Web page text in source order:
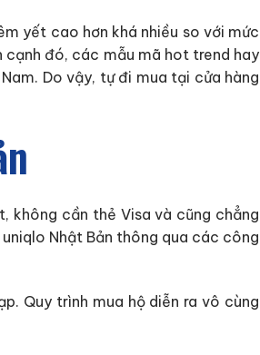
yết cao hơn khá nhiều so với mức
cạnh đó, các mẫu mã hot trend hay
Do vậy, tự đi mua tại cửa hàng
không cần thẻ Visa và cũng chẳng
Nhật Bản thông qua các công
Quy trình mua hộ diễn ra vô cùng